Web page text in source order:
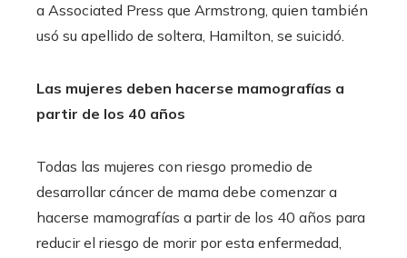
a Associated Press que Armstrong, quien también
usó su apellido de soltera, Hamilton, se suicidó.
Las mujeres deben hacerse mamografías a
partir de los 40 años
Todas las mujeres con riesgo promedio de
desarrollarcáncer de mama debe comenzar a
hacerse mamografías a partir de los 40 años para
reducir el riesgo de morir por esta enfermedad,